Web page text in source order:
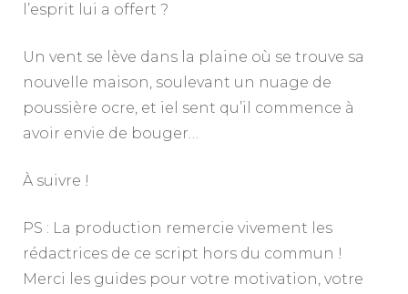
l’esprit lui a offert ?
Un vent se lève dans la plaine où se trouve sa
nouvelle maison, soulevant un nuage de
poussière ocre, et iel sent qu’il commence à
avoir envie de bouger…
À suivre !
PS : La production remercie vivement les
rédactrices de ce script hors du commun !
Merci les guides pour votre motivation, votre